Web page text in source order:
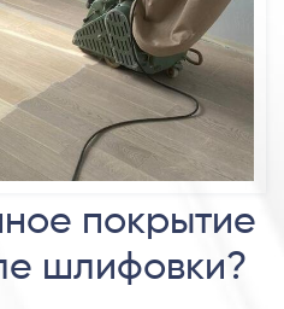
покрытие
шлифовки?